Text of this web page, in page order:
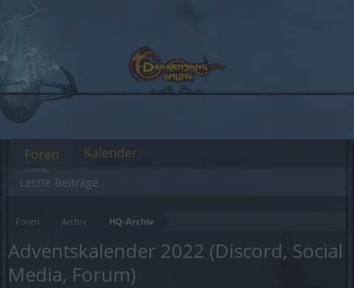
Foren Archiv HQ-Archiv
Adventskalender 2022 (Discord, Social
Media, Forum)
Foren
Letzte Beiträge
Kalender